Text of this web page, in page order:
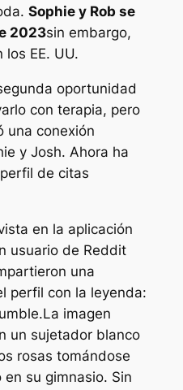
Sophie y Rob se
2023sin embargo,
EE. UU.
oportunidad
con terapia, pero
una conexión
y Josh. Ahora ha
de citas
en la aplicación
usuario de Reddit
una
perfil con la leyenda:
La imagen
un sujetador blanco
rosas tomándose
su gimnasio. Sin